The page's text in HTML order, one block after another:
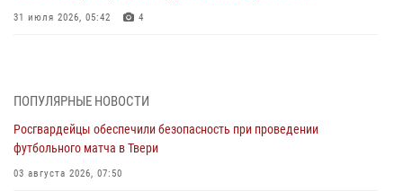
31 июля 2026, 05:42 4
28 июля 2026, 11:30 2
Сотрудники вневедомственной охраны совершили 250 выездов и
пресекли 20 правонарушений за неделю в Тверской области
27 июля 2026, 08:29
ПОПУЛЯРНЫЕ НОВОСТИ
Росгвардейцы обеспечили безопасность при проведении
футбольного матча в Твери
03 августа 2026, 07:50